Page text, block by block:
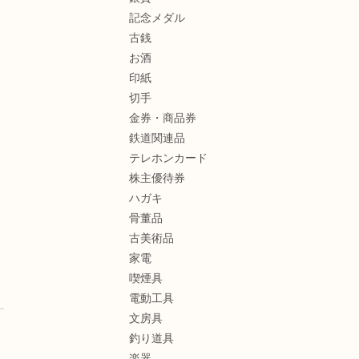
記念メダル
古銭
お酒
印紙
切手
金券・商品券
鉄道関連品
テレホンカード
株主優待券
ハガキ
骨董品
古美術品
家電
喫煙具
電動工具
文房具
釣り道具